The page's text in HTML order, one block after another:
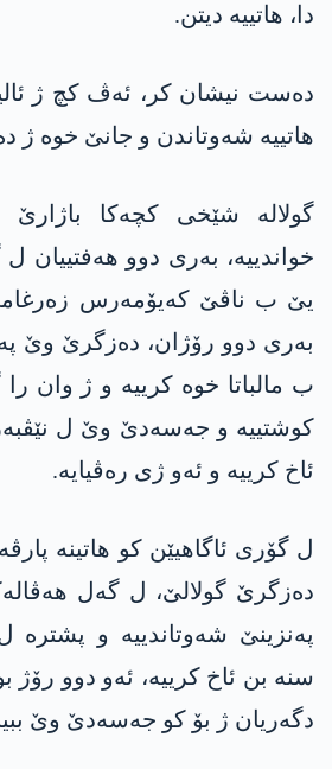
دا‌، هاتییه‌ دیتن.
ده‌ست نیشان كر، ئه‌ڤ كچ ژ
هاتییه‌ شه‌وتاندن و جانێ خوه‌ ژ
گولاله‌ شێخی كچه‌كا
خواندییه‌، به‌ری دوو هه‌فتییان
یێ ب ناڤێ كه‌یۆمه‌رس
به‌ری دوو رۆژان‌، ده‌زگرێ وێ
ب مالباتا خوه‌ كرییه‌ و ژ وان
كوشتییه‌ و جه‌سه‌دێ وێ ل
ئاخ كرییه‌ و ئه‌و ژی ره‌ڤیایه‌.
ل گۆری ئاگاهیێن كو هاتینه
ده‌زگرێ گولالێ، ل گه‌ل
په‌نزینێ شه‌وتاندییه‌ و پشتره‌
سنه‌ بن ئاخ كرییه‌، ئه‌و دوو رۆژ
دگه‌ریان ژ بۆ كو جه‌سه‌دێ وێ